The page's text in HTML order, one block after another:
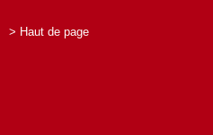
> Haut de page